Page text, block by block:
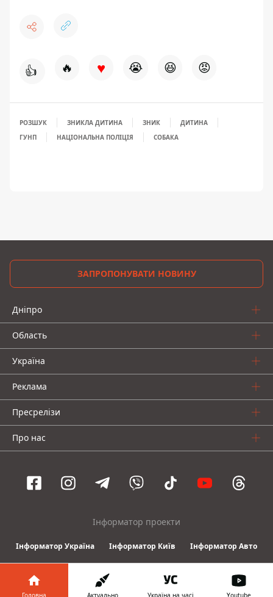
👍 🔥 ♥ 😭 😆 😡
РОЗШУК ЗНИКЛА ДИТИНА ЗНИК
ДИТИНА
ГУНП
НАЦІОНАЛЬНА ПОЛІЦІЯ СОБАКА
ЗАПРОПОНУВАТИ НОВИНУ
Дніпро
Область
Україна
Реклама
Пресрелізи
Про нас
Інформатор проекти
Інформатор Україна Інформатор Київ Інформатор Авто
© 2016-2026 Informator
Головна Актуально Україна на часі Youtube